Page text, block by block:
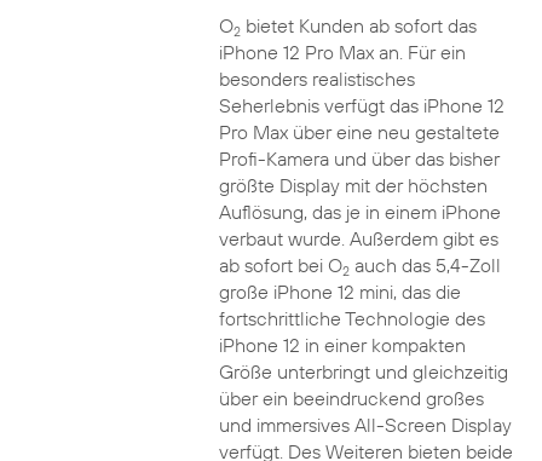
O2bietet Kunden ab sofort das
iPhone 12 Pro Max an. Für ein
besonders realistisches
Seherlebnis verfügt das iPhone 12
Pro Max über eine neu gestaltete
Profi-Kamera und über das bisher
größte Display mit der höchsten
Auflösung, das je in einem iPhone
verbaut wurde. Außerdem gibt es
ab sofort bei O2auch das 5,4-Zoll
große iPhone 12 mini, das die
fortschrittliche Technologie des
iPhone 12 in einer kompakten
Größe unterbringt und gleichzeitig
über ein beeindruckend großes
und immersives All-Screen Display
verfügt. Des Weiteren bieten beide